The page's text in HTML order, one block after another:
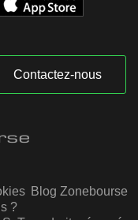
Contactez-nous
Blog Zonebourse
?